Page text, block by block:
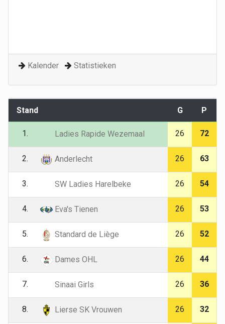
Kalender Statistieken
Stand G P
1. Ladies Rapide Wezemaal 26 72
2. Anderlecht 26 63
3. SW Ladies Harelbeke 26 54
4. Eva's Tienen 26 53
5. Standard de Liège 26 52
6. Dames OHL 26 44
7. Sinaai Girls 26 36
8. Lierse SK Vrouwen 26 32